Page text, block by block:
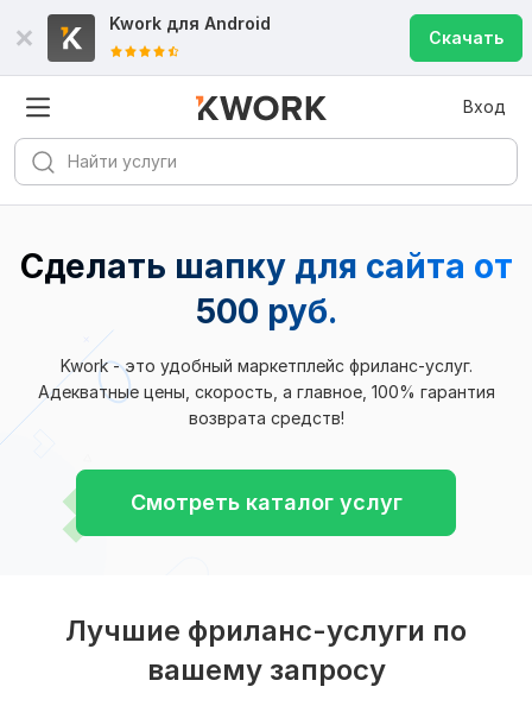
Kwork для Android
Скачать
Вход
Сделать шапку для сайта от
500 руб.
Kwork - это удобный маркетплейс фриланс-услуг.
Адекватные цены, скорость, а главное, 100% гарантия
возврата средств!
Смотреть каталог услуг
Лучшие фриланс-услуги по
вашему запросу